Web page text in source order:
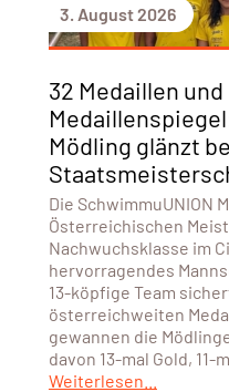
3. August 2026
32 Medaillen und
Mödling glänzt
Die SchwimmuUNION
Österreichischen
Nachwuchsklasse im
hervorragendes
13-köpfige Team
österreichweiten
gewannen die
davon 13-mal Gold, 11-
Weiterlesen...